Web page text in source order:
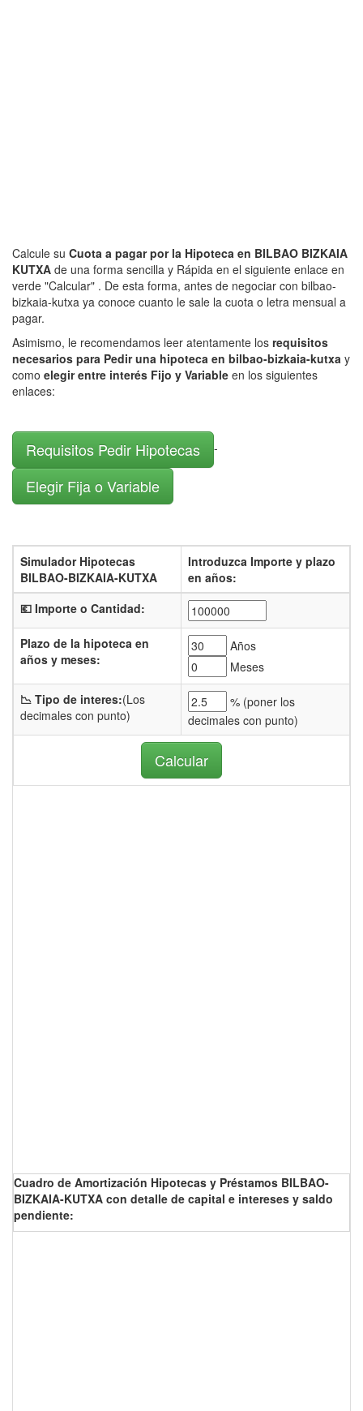
Calcule su Cuota a pagar por la Hipoteca en BILBAO BIZKAIA
KUTXA de una forma sencilla y Rápida en el siguiente enlace en
verde "Calcular" . De esta forma, antes de negociar con bilbao-
bizkaia-kutxa ya conoce cuanto le sale la cuota o letra mensual a
pagar.
Asimismo, le recomendamos leer atentamente los requisitos
necesarios para Pedir una hipoteca en bilbao-bizkaia-kutxa y
como elegir entre interés Fijo y Variable en los siguientes
enlaces:
Requisitos Pedir Hipotecas -
Elegir Fija o Variable
Simulador Hipotecas
BILBAO-BIZKAIA-KUTXA
Introduzca Importe y plazo
en años:
💶 Importe o Cantidad:
Plazo de la hipoteca en
años y meses:
Años
Meses
📉 Tipo de interes:(Los
decimales con punto)
% (poner los
decimales con punto)
Cuadro de Amortización Hipotecas y Préstamos BILBAO-
BIZKAIA-KUTXA con detalle de capital e intereses y saldo
pendiente: